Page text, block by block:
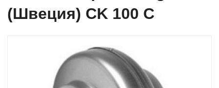
(Швеция) CK 100 С